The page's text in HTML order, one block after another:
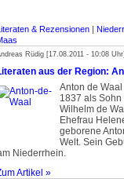
& Rezensionen |
Rüdig [17.08.2011 - 10:08
aus der Region:
Anton de
1837 als
Wilhelm de
Ehefrau
geborene
Welt. Sein
Niederrhein.
Artikel »